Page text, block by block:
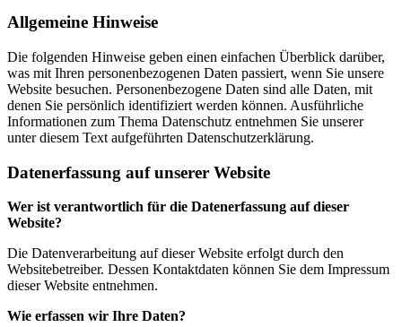
Allgemeine Hinweise
Die folgenden Hinweise geben einen einfachen Überblick darüber,
was mit Ihren personenbezogenen Daten passiert, wenn Sie unsere
Website besuchen. Personenbezogene Daten sind alle Daten, mit
denen Sie persönlich identifiziert werden können. Ausführliche
Informationen zum Thema Datenschutz entnehmen Sie unserer
unter diesem Text aufgeführten Datenschutzerklärung.
Datenerfassung auf unserer Website
Wer ist verantwortlich für die Datenerfassung auf dieser
Website?
Die Datenverarbeitung auf dieser Website erfolgt durch den
Websitebetreiber. Dessen Kontaktdaten können Sie dem Impressum
dieser Website entnehmen.
Wie erfassen wir Ihre Daten?